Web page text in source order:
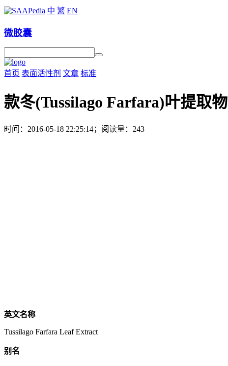
中 繁 EN
微胶囊
首页 表面活性剂 文章 标准
款冬(Tussilago Farfara)叶提取物
时间：2016-05-18 22:25:14；阅读量：243
英文名称
Tussilago Farfara Leaf Extract
别名